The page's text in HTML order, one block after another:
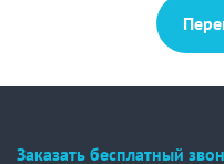
Заказать бесплатный